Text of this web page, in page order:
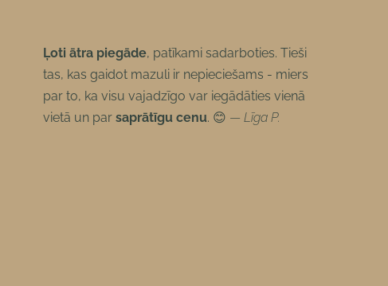
Ļoti ātra piegāde, patīkami sadarboties. Tieši
tas, kas gaidot mazuli ir nepieciešams - miers
par to, ka visu vajadzīgo var iegādāties vienā
vietā un par saprātīgu cenu. 😊 — Līga P.